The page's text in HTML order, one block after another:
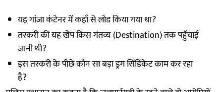
यह गांजा कंटेनर में कहाँ से लोड किया गया था?
तस्करी की यह खेप किस गंतव्य (Destination) तक पहुँचाई
जानी थी?
इस तस्करी के पीछे कौन सा बड़ा ड्रग सिंडिकेट काम कर रहा
है?